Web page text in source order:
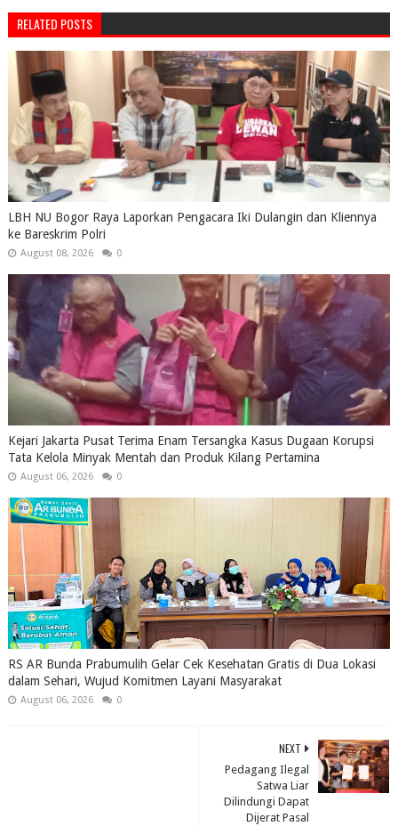
RELATED POSTS
LBH NU Bogor Raya Laporkan Pengacara Iki Dulangin dan Kliennya
ke Bareskrim Polri
August 08, 2026 0
Kejari Jakarta Pusat Terima Enam Tersangka Kasus Dugaan Korupsi
Tata Kelola Minyak Mentah dan Produk Kilang Pertamina
August 06, 2026 0
RS AR Bunda Prabumulih Gelar Cek Kesehatan Gratis di Dua Lokasi
dalam Sehari, Wujud Komitmen Layani Masyarakat
August 06, 2026 0
NEXT
Pedagang Ilegal
Satwa Liar
Dilindungi Dapat
Dijerat Pasal